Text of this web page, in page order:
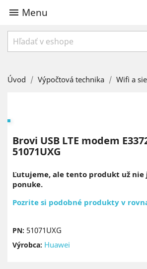
 Menu
Úvod Výpočtová technika Wifi a
Brovi USB LTE modem
51071UXG
Ľutujeme, ale tento produkt už nie
ponuke.
Pozrite si podobné produkty v
PN: 51071UXG
Výrobca: Huawei